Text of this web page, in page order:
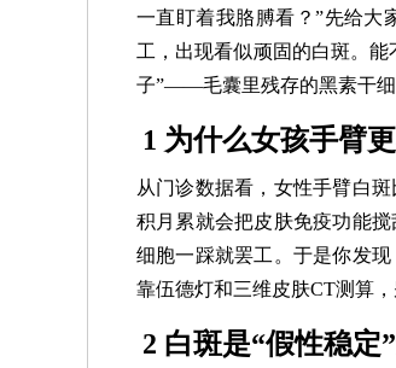
一直盯着我胳膊看？”先给大
工，出现看似顽固的白斑。
子”——毛囊里残存的黑素干细
1 为什么女孩手臂
从门诊数据看，女性手臂白
积月累就会把皮肤免疫功能
细胞一踩就罢工。于是你发
靠伍德灯和三维皮肤CT测算，
2 白斑是“假性稳定